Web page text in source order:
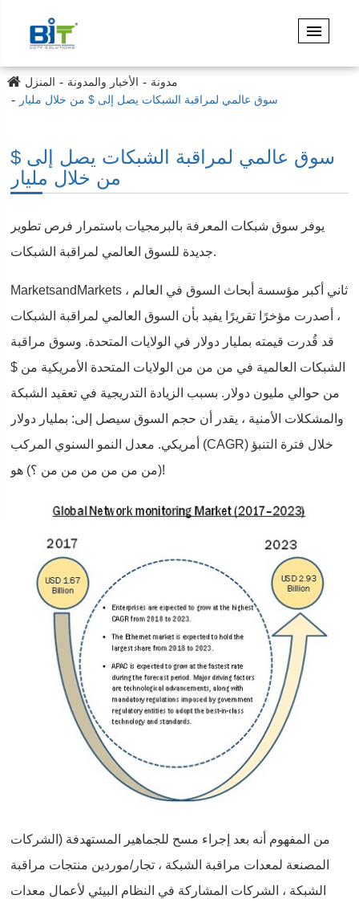
المنزل الأخبار والمدونة
مدونة
سوق عالمي لمراقبة الشبكات يصل إلى $ من خلال مليار
سوق عالمي لمراقبة الشبكات يصل إلى $
من خلال مليار
يوفر سوق شبكات المعرفة بالبرمجيات باستمرار فرص تطوير
جديدة للسوق العالمي لمراقبة الشبكات.
MarketsandMarkets ، ثاني أكبر مؤسسة أبحاث السوق في العالم
، أصدرت مؤخرًا تقريرًا يفيد بأن السوق العالمي لمراقبة الشبكات
قد قُدرت قيمته بمليار دولار في الولايات المتحدة. وسوق مراقبة
الشبكات العالمية في من من من الولايات المتحدة الأمريكية من $
من حوالي مليون دولار. بسبب الزيادة التدريجية في تعقيد الشبكة
والمشكلات الأمنية ، يقدر أن حجم السوق سيصل إلى: بمليار دولار
أمريكي. معدل النمو السنوي المركب (CAGR) خلال فترة التنبؤ
(من من من من من من ؟) هو!
من المفهوم أنه بعد إجراء مسح للجماهير المستهدفة (الشركات
المصنعة لمعدات مراقبة الشبكة ، تجار/موردين منتجات مراقبة
الشبكة ، الشركات المشاركة في النظام البيئي لأعمال معدات